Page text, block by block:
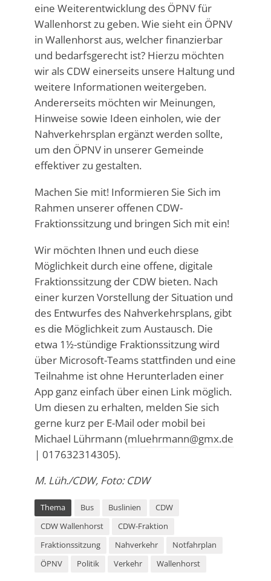
eine Weiterentwicklung des ÖPNV für
Wallenhorst zu geben. Wie sieht ein ÖPNV
in Wallenhorst aus, welcher finanzierbar
und bedarfsgerecht ist? Hierzu möchten
wir als CDW einerseits unsere Haltung und
weitere Informationen weitergeben.
Andererseits möchten wir Meinungen,
Hinweise sowie Ideen einholen, wie der
Nahverkehrsplan ergänzt werden sollte,
um den ÖPNV in unserer Gemeinde
effektiver zu gestalten.
Machen Sie mit! Informieren Sie Sich im
Rahmen unserer offenen CDW-
Fraktionssitzung und bringen Sich mit ein!
Wir möchten Ihnen und euch diese
Möglichkeit durch eine offene, digitale
Fraktionssitzung der CDW bieten. Nach
einer kurzen Vorstellung der Situation und
des Entwurfes des Nahverkehrsplans, gibt
es die Möglichkeit zum Austausch. Die
etwa 1½-stündige Fraktionssitzung wird
über Microsoft-Teams stattfinden und eine
Teilnahme ist ohne Herunterladen einer
App ganz einfach über einen Link möglich.
Um diesen zu erhalten, melden Sie sich
gerne kurz per E-Mail oder mobil bei
Michael Lührmann (mluehrmann@gmx.de
| 017632314305).
M. Lüh./CDW, Foto: CDW
Thema Bus Buslinien
CDW
CDW Wallenhorst
CDW-Fraktion
Fraktionssitzung
Nahverkehr
Notfahrplan
ÖPNV
Politik Verkehr Wallenhorst